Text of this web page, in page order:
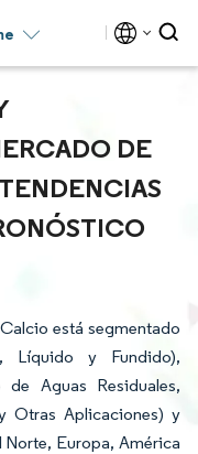
DE
está segmentado
Líquido y Fundido),
de Aguas Residuales,
Otras Aplicaciones) y
Europa, América